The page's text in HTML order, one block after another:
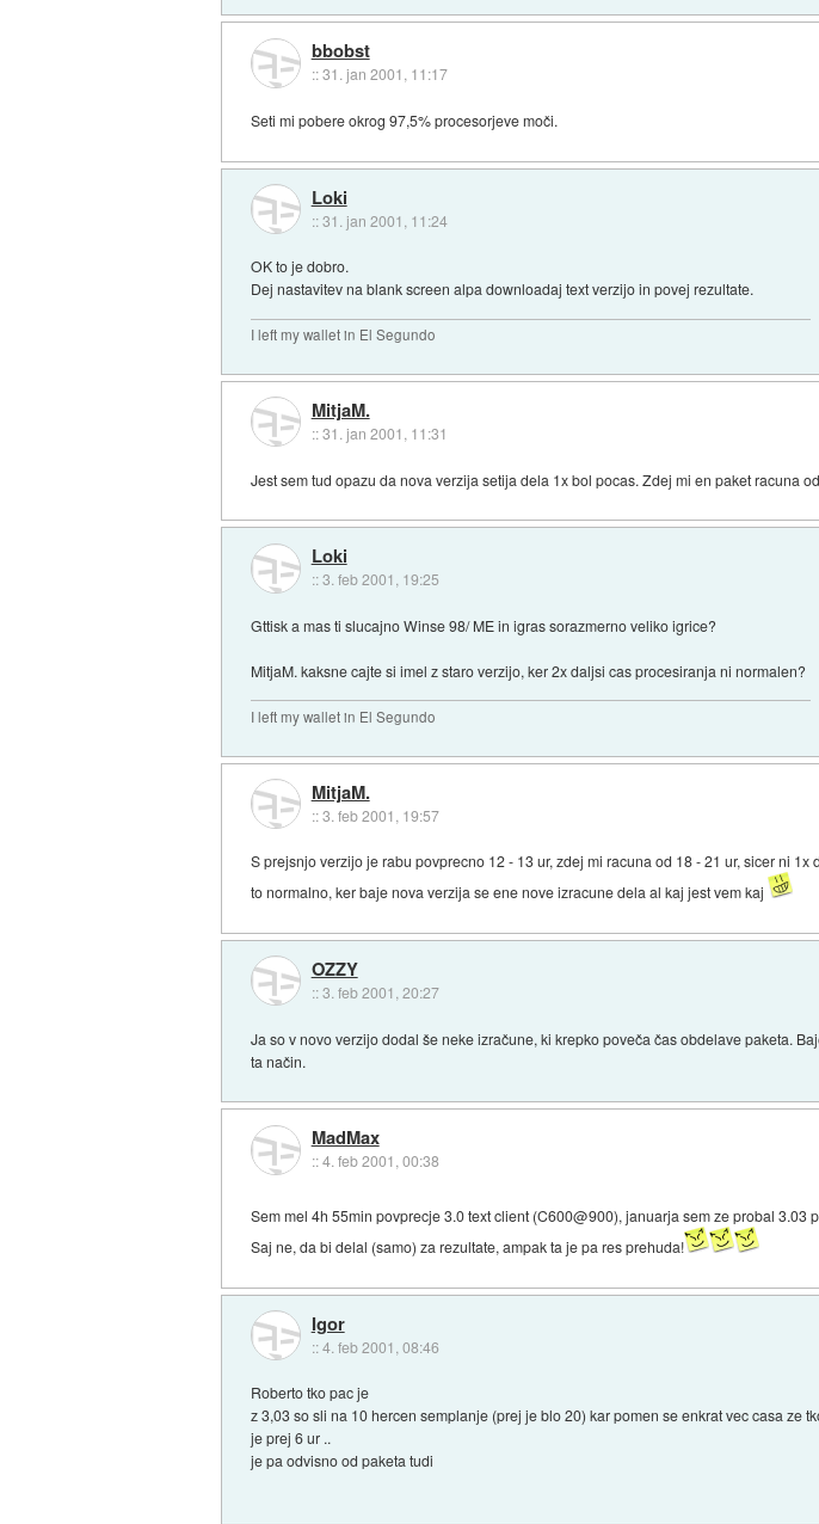
bbobst
::31. jan 2001, 11:17
Seti mi pobere okrog 97,5% procesorjeve moči.
Loki
::31. jan 2001, 11:24
OK to je dobro.
Dej nastavitev na blank screen alpa downloadaj text verzijo in povej rezultate.
I left my wallet in El Segundo
MitjaM.
::31. jan 2001, 11:31
Jest sem tud opazu da nova verzija setija dela 1x bol pocas. Zdej mi en paket racuna
Loki
::3. feb 2001, 19:25
Gttisk a mas ti slucajno Winse 98/ ME in igras sorazmerno veliko igrice?
MitjaM. kaksne cajte si imel z staro verzijo, ker 2x daljsi cas procesiranja ni normalen?
I left my wallet in El Segundo
MitjaM.
::3. feb 2001, 19:57
S prejsnjo verzijo je rabu povprecno 12 - 13 ur, zdej mi racuna od 18 - 21 ur, sicer ni
to normalno, ker baje nova verzija se ene nove izracune dela al kaj jest vem kaj
OZZY
::3. feb 2001, 20:27
Ja so v novo verzijo dodal še neke izračune, ki krepko poveča čas obdelave paketa.
ta način.
MadMax
::4. feb 2001, 00:38
Sem mel 4h 55min povprecje 3.0 text client (C600@900), januarja sem ze probal 3.03
Saj ne, da bi delal (samo) za rezultate, ampak ta je pa res prehuda!
Igor
::4. feb 2001, 08:46
Roberto tko pac je
z 3,03 so sli na 10 hercen semplanje (prej je blo 20) kar pomen se enkrat vec casa ze
je prej 6 ur ..
je pa odvisno od paketa tudi